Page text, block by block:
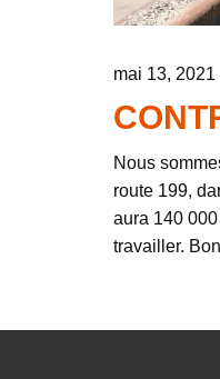
mai 13, 2021
Nous
route 199,
aura 140
travailler.